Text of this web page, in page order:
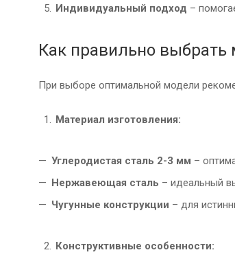
Индивидуальный подход –
Как правильно выбрать
При выборе оптимальной модели
Материал изготовления:
Углеродистая сталь 2-3 мм –
Нержавеющая сталь – идеальный
Чугунные конструкции – для
Конструктивные особенности: